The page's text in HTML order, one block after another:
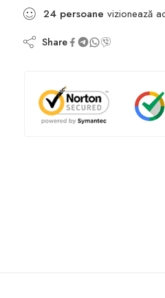
24 persoane vizionează
Share